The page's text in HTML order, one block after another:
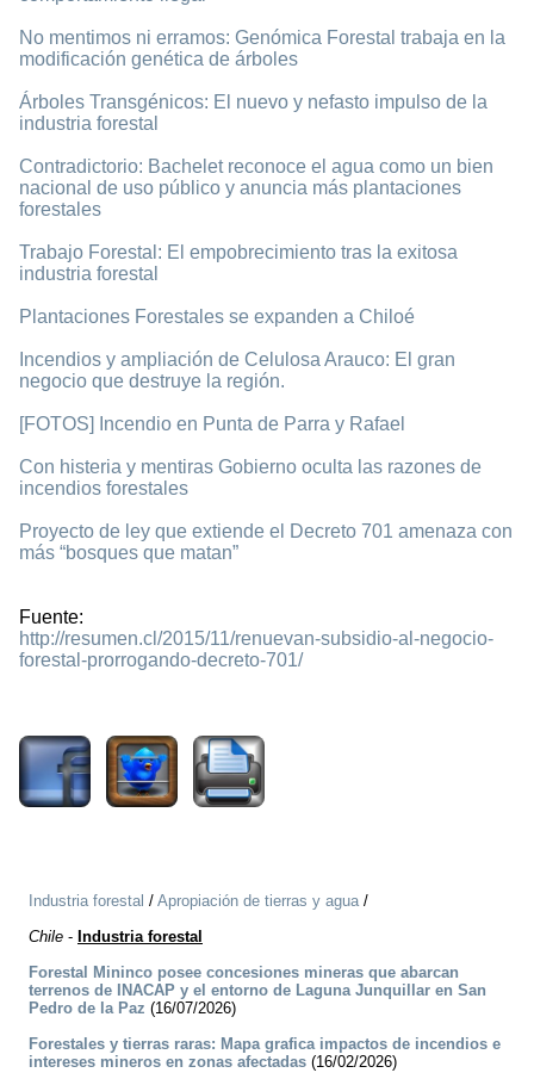
No mentimos ni erramos: Genómica Forestal trabaja en la
modificación genética de árboles
Árboles Transgénicos: El nuevo y nefasto impulso de la
industria forestal
Contradictorio: Bachelet reconoce el agua como un bien
nacional de uso público y anuncia más plantaciones
forestales
Trabajo Forestal: El empobrecimiento tras la exitosa
industria forestal
Plantaciones Forestales se expanden a Chiloé
Incendios y ampliación de Celulosa Arauco: El gran
negocio que destruye la región.
[FOTOS] Incendio en Punta de Parra y Rafael
Con histeria y mentiras Gobierno oculta las razones de
incendios forestales
Proyecto de ley que extiende el Decreto 701 amenaza con
más “bosques que matan”
Fuente:
http://resumen.cl/2015/11/renuevan-subsidio-al-negocio-
forestal-prorrogando-decreto-701/
Industria forestal / Apropiación de tierras y agua/
Chile - Industria forestal
Forestal Mininco posee concesiones mineras que abarcan
terrenos de INACAP y el entorno de Laguna Junquillar en San
Pedro de la Paz (16/07/2026)
Forestales y tierras raras: Mapa grafica impactos de incendios e
intereses mineros en zonas afectadas (16/02/2026)